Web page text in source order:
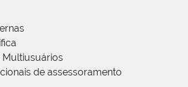
de assessoramento